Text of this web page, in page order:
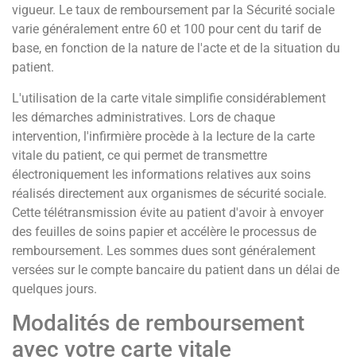
vigueur. Le taux de remboursement par la Sécurité sociale
varie généralement entre 60 et 100 pour cent du tarif de
base, en fonction de la nature de l'acte et de la situation du
patient.
L'utilisation de la carte vitale simplifie considérablement
les démarches administratives. Lors de chaque
intervention, l'infirmière procède à la lecture de la carte
vitale du patient, ce qui permet de transmettre
électroniquement les informations relatives aux soins
réalisés directement aux organismes de sécurité sociale.
Cette télétransmission évite au patient d'avoir à envoyer
des feuilles de soins papier et accélère le processus de
remboursement. Les sommes dues sont généralement
versées sur le compte bancaire du patient dans un délai de
quelques jours.
Modalités de remboursement
avec votre carte vitale